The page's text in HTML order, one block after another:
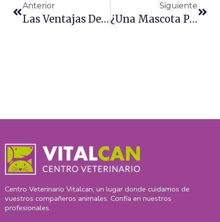
Anterior
Las Ventajas De La Comida Húmeda Para Gatos
Siguiente
¿Una Mascota Puede Ser Donante De Sangre?
Centro Veterinario Vitalcan, un lugar donde cuidamos de
vuestros compañeros animales. Confía en nuestros
profesionales.